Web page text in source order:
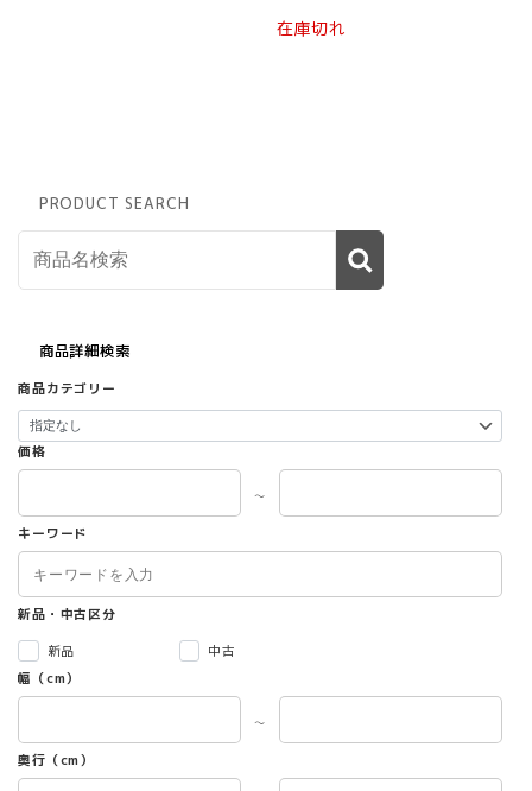
在庫切れ
PRODUCT SEARCH
商品詳細検索
商品カテゴリー
価格
～
キーワード
新品・中古区分
新品
中古
幅（cm）
～
奥行（cm）